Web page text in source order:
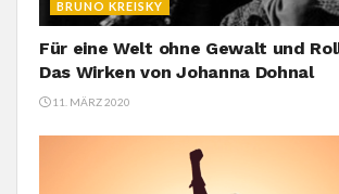
BRUNO KREISKY
Für eine Welt ohne Gewalt und
Das Wirken von Johanna Dohnal
11. MÄRZ 2020